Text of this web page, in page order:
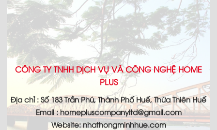
CÔNG TY TNHH DỊCH VỤ VÀ CÔNG NGHỆ HOME
PLUS
Địa chỉ : Số 183 Trần Phú, Thành Phố Huế, Thừa Thiên Huế
Email : homepluscompanyltd@gmail.com
Website: nhathongminhhue.com